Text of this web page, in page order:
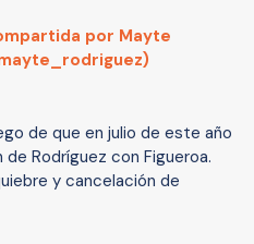
por Mayte
de que en julio de este año
Rodríguez con Figueroa.
y cancelación de